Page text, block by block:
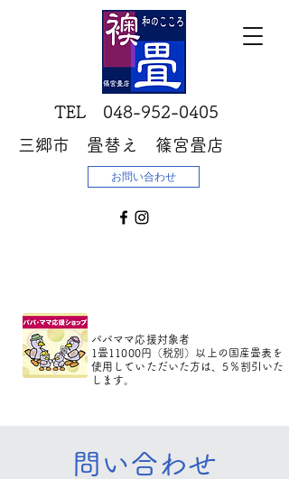
​TEL 048-952-0405
三郷市 畳替え 篠宮畳店
お問い合わせ
パパママ応援対象者
1畳11000円（税別）以上の国産畳表を
使用していただいた方は、5％割引いた
します。
問い合わせ